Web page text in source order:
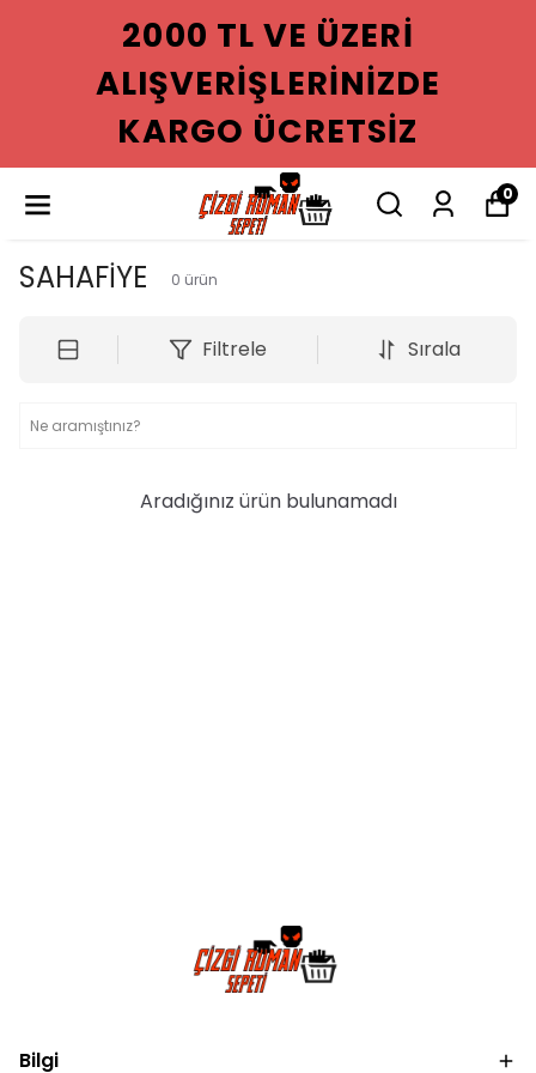
2000 TL VE ÜZERI
ALIŞVERIŞLERINIZDE
KARGO ÜCRETSIZ
0
SAHAFİYE 0 ürün
Filtrele Sırala
Aradığınız ürün bulunamadı
Bilgi